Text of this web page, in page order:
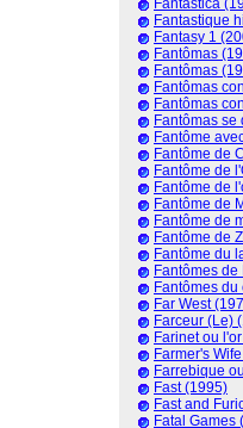
Fantastica
Fantastique
Fantasy 1
Fantômas
Fantômas
Fantômas
Fantômas
Fantômas
Fantôme
Fantôme de
Fantôme de
Fantôme de
Fantôme de
Fantôme de
Fantôme de
Fantôme du
Fantômes
Fantômes
Far West
Farceur (Le)
Farinet ou
Farmer's
Farrebique
Fast (1995)
Fast and
Fatal Games